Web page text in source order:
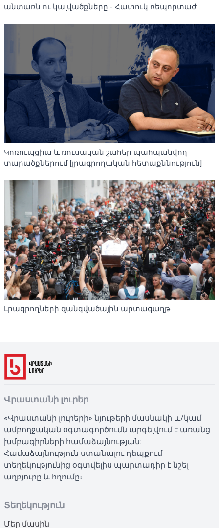
անտառն ու կալվածքները - Հատուկ ռեպորտաժ
Կոռուպցիա և ռուսական շահեր պահպանվող
տարածքներում [լրագրողական հետաքննություն]
Լրագրողների զանգվածային արտագաղթ
Վրաստանի լուրեր
«Վրաստանի լուրերի» նյութերի մասնակի և/կամ
ամբողջական օգտագործումն արգելվում է առանց
խմբագիրների համաձայնության:
Համաձայնություն ստանալու դեպքում
տեղեկությունից օգտվելիս պարտադիր է նշել
աղբյուրը և հղումը։
Տեղեկություն
Մեր մասին